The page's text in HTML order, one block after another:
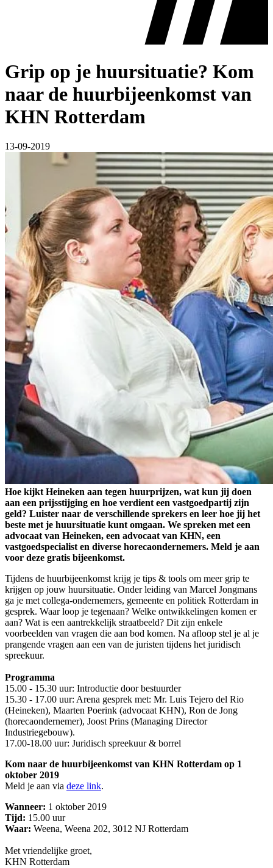
Grip op je huursituatie? Kom
naar de huurbijeenkomst van
KHN Rotterdam
13-09-2019
Hoe kijkt Heineken aan tegen huurprijzen, wat kun jij doen
aan een prijsstijging en hoe verdient een vastgoedpartij zijn
geld? Luister naar de verschillende sprekers en leer hoe jij het
beste met je huursituatie kunt omgaan. We spreken met een
advocaat van Heineken, een advocaat van KHN, een
vastgoedspecialist en diverse horecaondernemers. Meld je aan
voor deze gratis bijeenkomst.
Tijdens de huurbijeenkomst krijg je tips & tools om meer grip te
krijgen op jouw huursituatie. Onder leiding van Marcel Jongmans
ga je met collega-ondernemers, gemeente en politiek Rotterdam in
gesprek. Waar loop je tegenaan? Welke ontwikkelingen komen er
aan? Wat is een aantrekkelijk straatbeeld? Dit zijn enkele
voorbeelden van vragen die aan bod komen. Na afloop stel je al je
prangende vragen aan een van de juristen tijdens het juridisch
spreekuur.
Programma
15.00 - 15.30 uur: Introductie door bestuurder
15.30 - 17.00 uur: Arena gesprek met: Mr. Luis Tejero del Rio
(Heineken), Maarten Poerink (advocaat KHN), Ron de Jong
(horecaondernemer), Joost Prins (Managing Director
Industriegebouw).
17.00-18.00 uur: Juridisch spreekuur & borrel
Kom naar de huurbijeenkomst van KHN Rotterdam op 1
oktober 2019
Meld je aan via deze link.
Wanneer: 1 oktober 2019
Tijd: 15.00 uur
Waar: Weena, Weena 202, 3012 NJ Rotterdam
Met vriendelijke groet,
KHN Rotterdam